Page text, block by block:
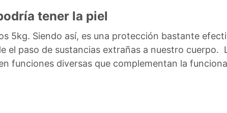
tener la piel
5kg. Siendo así, es una protección bastante
el paso de sustancias extrañas a nuestro cuerpo.
funciones diversas que complementan la